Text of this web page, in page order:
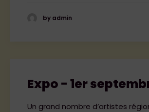
by admin
Expo - 1er
Un grand nombre d’artistes